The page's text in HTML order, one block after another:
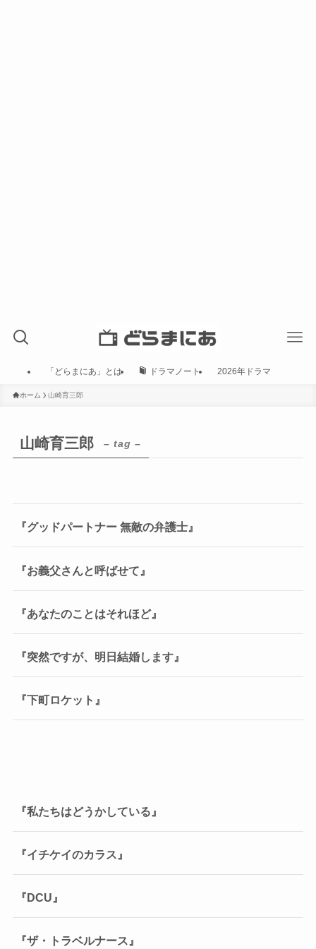
「どらまにあ」とは ドラマノート 2026年ドラマ
ホーム 山崎育三郎
山崎育三郎 – tag –
『グッドパートナー 無敵の弁護士』
『お義父さんと呼ばせて』
『あなたのことはそれほど』
『突然ですが、明日結婚します』
『下町ロケット』
『私たちはどうかしている』
『イチケイのカラス』
『DCU』
『ザ・トラベルナース』